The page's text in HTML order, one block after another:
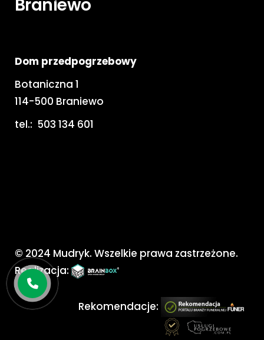
Braniewo
Dom przedpogrzebowy
Botaniczna 1
114-500 Braniewo
tel.: 503 134 601
© 2024 Mudryk. Wszelkie prawa zastrzeżone.
Realizacja:
Rekomendacje: